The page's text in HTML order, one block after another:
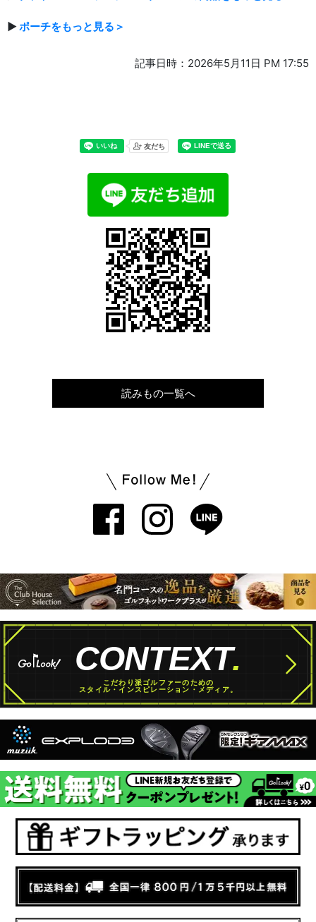
▶ポーチをもっと見る＞
記事日時：2026年5月11日 PM 17:55
読みもの一覧へ